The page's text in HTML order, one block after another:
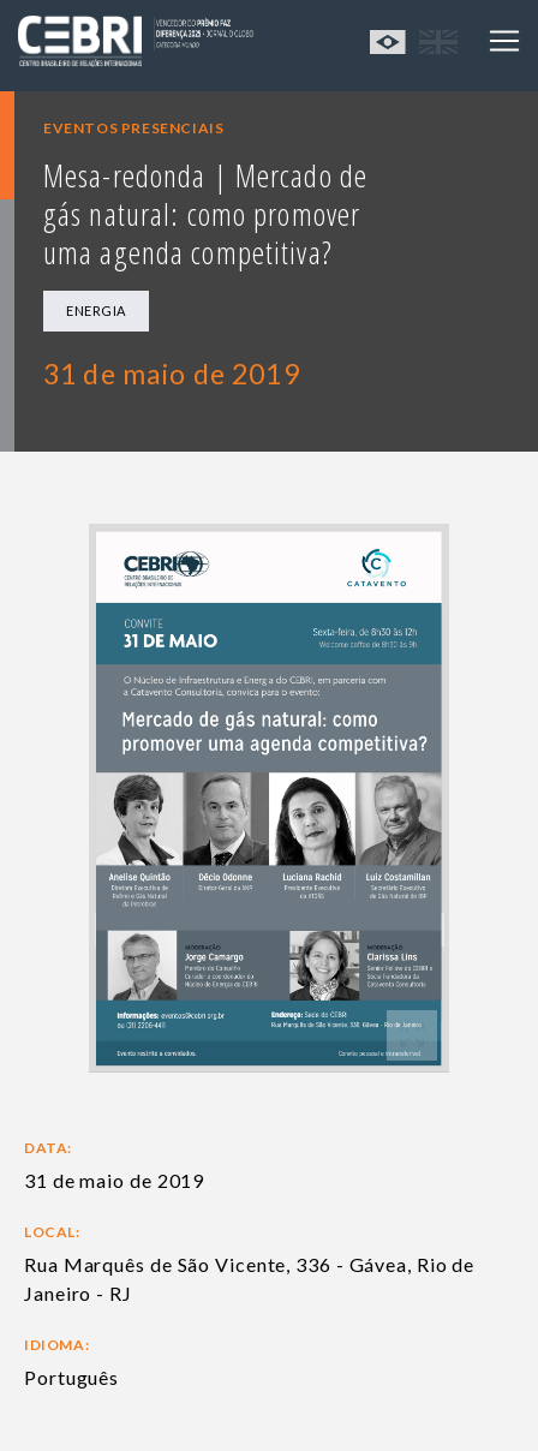
EVENTOS PRESENCIAIS
Mesa-redonda | Mercado de
gás natural: como promover
uma agenda competitiva?
ENERGIA
31 de maio de 2019
DATA:
31 de maio de 2019
LOCAL:
Rua Marquês de São Vicente, 336 - Gávea, Rio de
Janeiro - RJ
IDIOMA:
Português